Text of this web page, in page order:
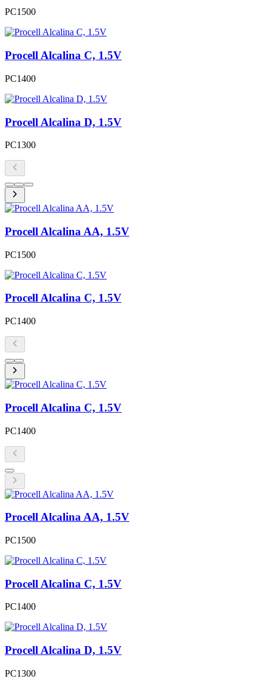
PC1500
Procell Alcalina C, 1.5V
PC1400
Procell Alcalina D, 1.5V
PC1300
Procell Alcalina AA, 1.5V
PC1500
Procell Alcalina C, 1.5V
PC1400
Procell Alcalina C, 1.5V
PC1400
Procell Alcalina AA, 1.5V
PC1500
Procell Alcalina C, 1.5V
PC1400
Procell Alcalina D, 1.5V
PC1300